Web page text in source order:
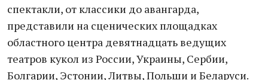
спектакли, от классики до авангарда,
представили на сценических площадках
областного центра девятнадцать ведущих
театров кукол из России, Украины, Сербии,
Болгарии, Эстонии, Литвы, Польши и Беларуси.